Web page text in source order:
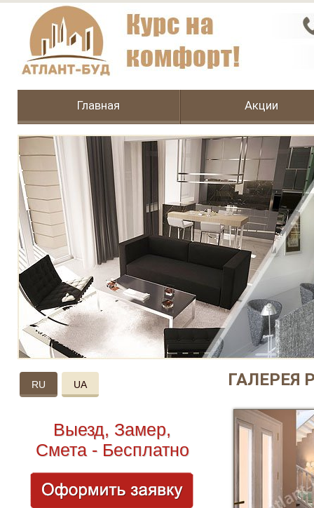
Главная Акции
RU UA
Выезд, Замер,
Смета - Бесплатно
ГАЛЕРЕЯ